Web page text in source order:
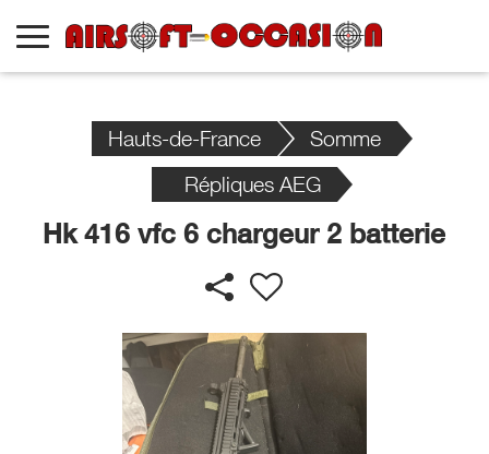
Hauts-de-France
Somme
Répliques AEG
Hk 416 vfc 6 chargeur 2 batterie